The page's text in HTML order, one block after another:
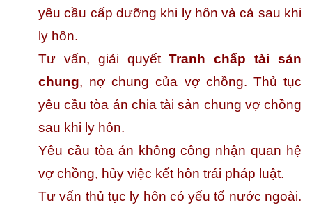
yêu cầu cấp dưỡng khi ly hôn và cả sau khi
ly hôn.
Tư vấn, giải quyếtTranh chấp tài sản
chung, nợ chung của vợ chồng. Thủ tục
yêu cầu tòa án chia tài sản chung vợ chồng
sau khi ly hôn.
Yêu cầu tòa án không công nhận quan hệ
vợ chồng, hủy việc kết hôn trái pháp luật.
Tư vấn thủ tục ly hôn có yếu tố nước ngoài.